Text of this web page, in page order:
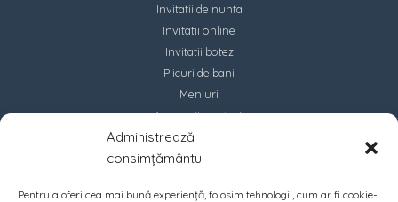
Administrează
consimțământul
Pentru a oferi cea mai bună experiență, folosim tehnologii, cum ar fi cookie-
Invitatii de nunta
Invitatii online
Invitatii botez
Plicuri de bani
Meniuri
Accesorii marturii
Contact